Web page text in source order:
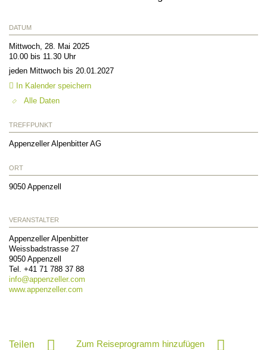
DATUM
Mittwoch, 28. Mai 2025
10.00 bis 11.30 Uhr
jeden Mittwoch bis 20.01.2027
In Kalender speichern
Alle Daten
TREFFPUNKT
Appenzeller Alpenbitter AG
ORT
9050 Appenzell
VERANSTALTER
Appenzeller Alpenbitter
Weissbadstrasse 27
9050 Appenzell
Tel. +41 71 788 37 88
info@appenzeller.com
www.appenzeller.com
Teilen Zum Reiseprogramm hinzufügen